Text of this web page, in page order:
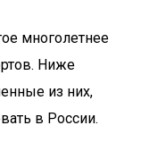
многолетнее
Ниже
из них,
в России.